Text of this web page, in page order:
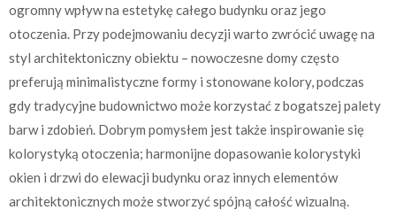
ogromny wpływ na estetykę całego budynku oraz jego
otoczenia. Przy podejmowaniu decyzji warto zwrócić uwagę na
styl architektoniczny obiektu – nowoczesne domy często
preferują minimalistyczne formy i stonowane kolory, podczas
gdy tradycyjne budownictwo może korzystać z bogatszej palety
barw i zdobień. Dobrym pomysłem jest także inspirowanie się
kolorystyką otoczenia; harmonijne dopasowanie kolorystyki
okien i drzwi do elewacji budynku oraz innych elementów
architektonicznych może stworzyć spójną całość wizualną.